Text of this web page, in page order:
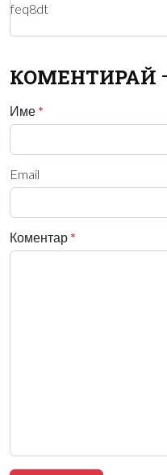
feq8dt
КОМЕНТИРАЙ
Име *
Email
Коментар *